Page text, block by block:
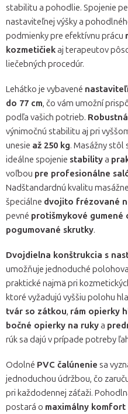
stabilitu a pohodlie. Spojenie
nastaviteľnej výšky a
podmienky pre efektívnu prácu
kozmetičiekaj terapeutov
liečebných procedúr.
Lehátko je vybavené
do 77 cm, čo vám umožní
podľa vašich potrieb.
výnimočnú stabilitu aj pri
unesie až 250 kg. Masážny
ideálne spojenie stabilitya
voľbou pre profesionálne
Nadštandardnú kvalitu
špeciálne dvojito frézované
pevné protišmykové gumené
pogumované skrutky.
Dvojdielna konštrukcia s
umožňuje jednoduché
praktické najmä pri
ktoré vyžadujú vyššiu polohu
tvár so zátkou, rám opierky
bočné opierky na rukya
rúk sa dajú v prípade potreby
Odolné PVC čalúnenie sa
jednoduchou údržbou, čo
pri každodennej záťaži.
postará o maximálny